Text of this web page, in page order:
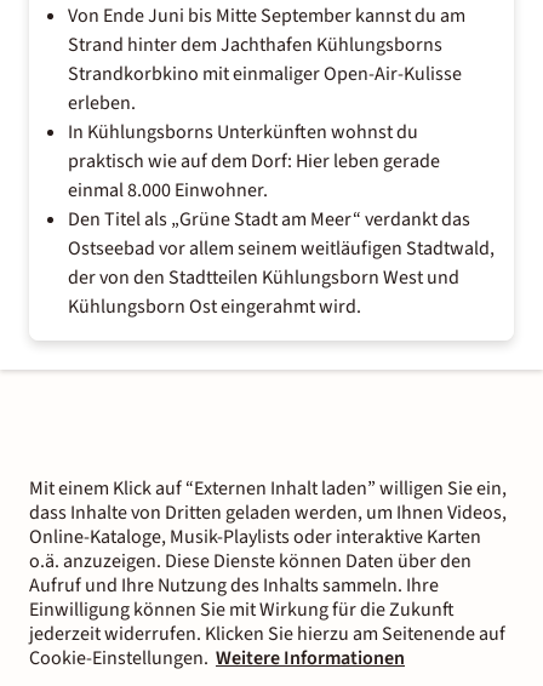
Von Ende Juni bis Mitte September kannst du am
Strand hinter dem Jachthafen Kühlungsborns
Strandkorbkino mit einmaliger Open-Air-Kulisse
erleben.
In Kühlungsborns Unterkünften wohnst du
praktisch wie auf dem Dorf: Hier leben gerade
einmal 8.000 Einwohner.
Den Titel als „Grüne Stadt am Meer“ verdankt das
Ostseebad vor allem seinem weitläufigen Stadtwald,
der von den Stadtteilen Kühlungsborn West und
Kühlungsborn Ost eingerahmt wird.
Mit einem Klick auf “Externen Inhalt laden” willigen Sie ein,
dass Inhalte von Dritten geladen werden, um Ihnen Videos,
Online-Kataloge, Musik-Playlists oder interaktive Karten
o.ä. anzuzeigen. Diese Dienste können Daten über den
Aufruf und Ihre Nutzung des Inhalts sammeln. Ihre
Einwilligung können Sie mit Wirkung für die Zukunft
jederzeit widerrufen. Klicken Sie hierzu am Seitenende auf
Cookie-Einstellungen. Weitere Informationen